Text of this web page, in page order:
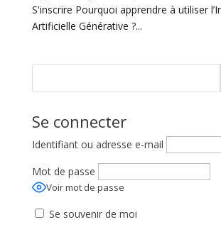
S'inscrire Pourquoi apprendre à utiliser
Artificielle Générative ?...
Se connecter
Identifiant ou adresse e-mail
Mot de passe
Voir mot de passe
Se souvenir de moi